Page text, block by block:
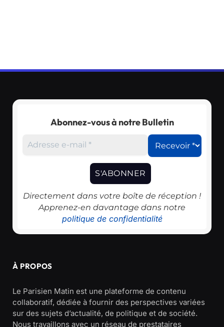
Abonnez-vous à notre Bulletin
Directement dans votre boîte de réception !
Apprenez-en davantage dans notre
politique de confidentialité
À PROPOS
Le Parisien Matin est une plateforme de contenu
collaboratif, dédiée à fournir des perspectives variées
sur des sujets d’actualité, de politique et de société.
Nous travaillons avec un réseau de prestataires